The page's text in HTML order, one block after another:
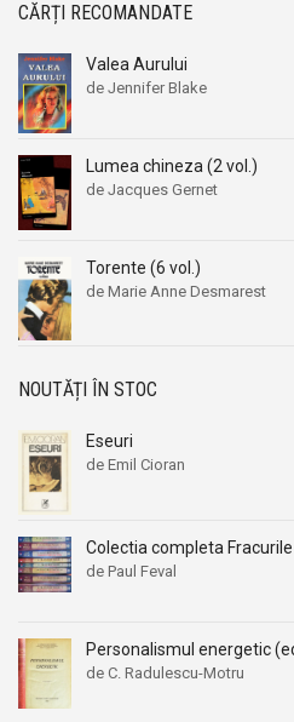
CĂRȚI RECOMANDATE
Valea Aurului
de Jennifer Blake
Lumea chineza (2 vol.)
de Jacques Gernet
Torente (6 vol.)
de Marie Anne Desmarest
NOUTĂȚI ÎN STOC
Eseuri
de Emil Cioran
Colectia completa
de Paul Feval
Personalismul energetic
de C. Radulescu-Motru